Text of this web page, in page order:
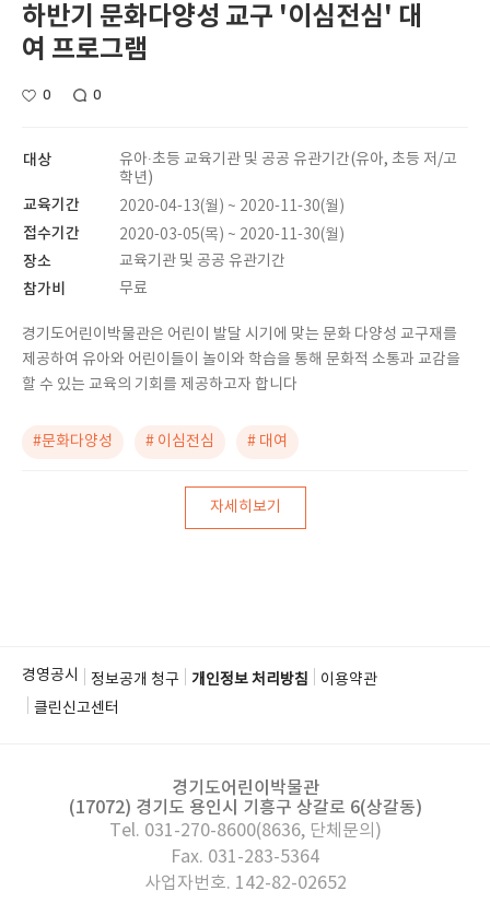
하반기 문화다양성 교구 '이심전심' 대
여 프로그램
0 0
대상
유아∙초등 교육기관 및 공공 유관기간(유아, 초등 저/고
학년)
교육기간 2020-04-13(월) ~ 2020-11-30(월)
접수기간 2020-03-05(목) ~ 2020-11-30(월)
장소 교육기관 및 공공 유관기간
참가비 무료
경기도어린이박물관은 어린이 발달 시기에 맞는 문화 다양성 교구재를
제공하여 유아와 어린이들이 놀이와 학습을 통해 문화적 소통과 교감을
할 수 있는 교육의 기회를 제공하고자 합니다
#문화다양성 # 이심전심 # 대여
자세히보기
경영공시 정보공개 청구 개인정보 처리방침
이용약관
클린신고센터
경기도어린이박물관
(17072) 경기도 용인시 기흥구 상갈로 6(상갈동)
Tel. 031-270-8600(8636, 단체문의)
Fax. 031-283-5364
사업자번호. 142-82-02652